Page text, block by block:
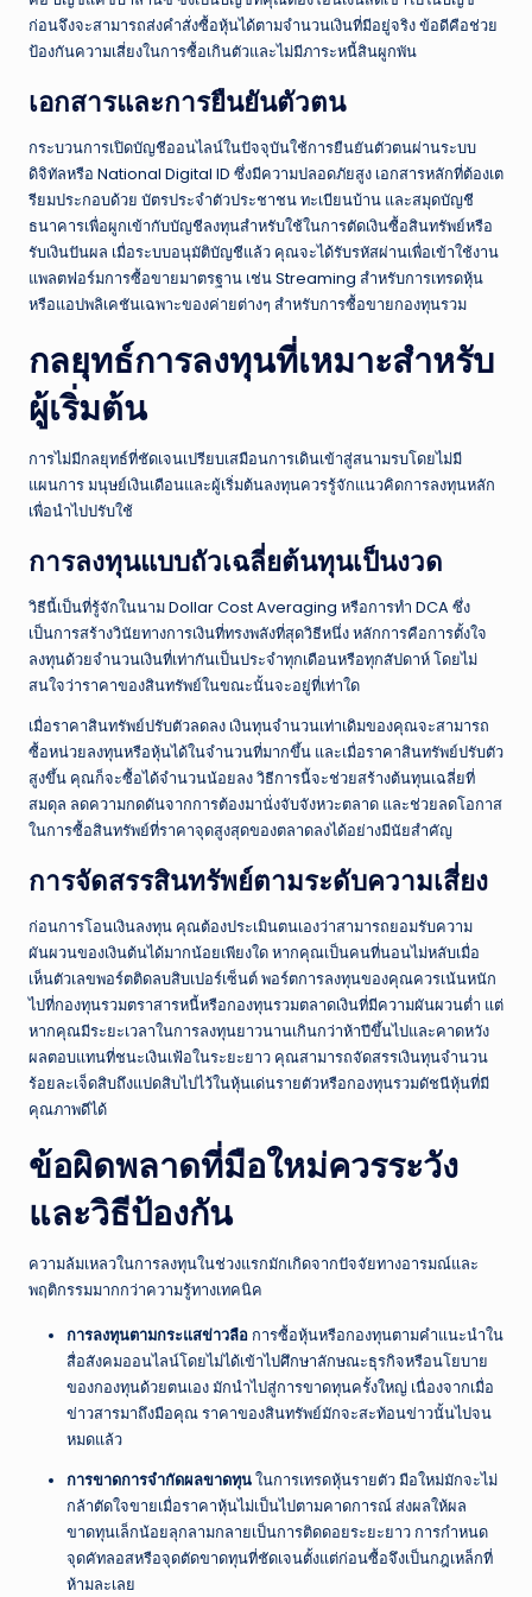
ก่อนจึงจะสามารถส่งคำสั่งซื้อหุ้นได้ตามจำนวนเงินที่มีอยู่จริง ข้อดีคือช่วย
ป้องกันความเสี่ยงในการซื้อเกินตัวและไม่มีภาระหนี้สินผูกพัน
เอกสารและการยืนยันตัวตน
กระบวนการเปิดบัญชีออนไลน์ในปัจจุบันใช้การยืนยันตัวตนผ่านระบบ
ดิจิทัลหรือ National Digital ID ซึ่งมีความปลอดภัยสูง เอกสารหลักที่ต้องเต
รียมประกอบด้วย บัตรประจำตัวประชาชน ทะเบียนบ้าน และสมุดบัญชี
ธนาคารเพื่อผูกเข้ากับบัญชีลงทุนสำหรับใช้ในการตัดเงินซื้อสินทรัพย์หรือ
รับเงินปันผล เมื่อระบบอนุมัติบัญชีแล้ว คุณจะได้รับรหัสผ่านเพื่อเข้าใช้งาน
แพลตฟอร์มการซื้อขายมาตรฐาน เช่น Streaming สำหรับการเทรดหุ้น
หรือแอปพลิเคชันเฉพาะของค่ายต่างๆ สำหรับการซื้อขายกองทุนรวม
กลยุทธ์การลงทุนที่เหมาะสำหรับ
ผู้เริ่มต้น
การไม่มีกลยุทธ์ที่ชัดเจนเปรียบเสมือนการเดินเข้าสู่สนามรบโดยไม่มี
แผนการ มนุษย์เงินเดือนและผู้เริ่มต้นลงทุนควรรู้จักแนวคิดการลงทุนหลัก
เพื่อนำไปปรับใช้
การลงทุนแบบถัวเฉลี่ยต้นทุนเป็นงวด
วิธีนี้เป็นที่รู้จักในนาม Dollar Cost Averaging หรือการทำ DCA ซึ่ง
เป็นการสร้างวินัยทางการเงินที่ทรงพลังที่สุดวิธีหนึ่ง หลักการคือการตั้งใจ
ลงทุนด้วยจำนวนเงินที่เท่ากันเป็นประจำทุกเดือนหรือทุกสัปดาห์ โดยไม่
สนใจว่าราคาของสินทรัพย์ในขณะนั้นจะอยู่ที่เท่าใด
เมื่อราคาสินทรัพย์ปรับตัวลดลง เงินทุนจำนวนเท่าเดิมของคุณจะสามารถ
ซื้อหน่วยลงทุนหรือหุ้นได้ในจำนวนที่มากขึ้น และเมื่อราคาสินทรัพย์ปรับตัว
สูงขึ้น คุณก็จะซื้อได้จำนวนน้อยลง วิธีการนี้จะช่วยสร้างต้นทุนเฉลี่ยที่
สมดุล ลดความกดดันจากการต้องมานั่งจับจังหวะตลาด และช่วยลดโอกาส
ในการซื้อสินทรัพย์ที่ราคาจุดสูงสุดของตลาดลงได้อย่างมีนัยสำคัญ
การจัดสรรสินทรัพย์ตามระดับความเสี่ยง
ก่อนการโอนเงินลงทุน คุณต้องประเมินตนเองว่าสามารถยอมรับความ
ผันผวนของเงินต้นได้มากน้อยเพียงใด หากคุณเป็นคนที่นอนไม่หลับเมื่อ
เห็นตัวเลขพอร์ตติดลบสิบเปอร์เซ็นต์ พอร์ตการลงทุนของคุณควรเน้นหนัก
ไปที่กองทุนรวมตราสารหนี้หรือกองทุนรวมตลาดเงินที่มีความผันผวนต่ำ แต่
หากคุณมีระยะเวลาในการลงทุนยาวนานเกินกว่าห้าปีขึ้นไปและคาดหวัง
ผลตอบแทนที่ชนะเงินเฟ้อในระยะยาว คุณสามารถจัดสรรเงินทุนจำนวน
ร้อยละเจ็ดสิบถึงแปดสิบไปไว้ในหุ้นเด่นรายตัวหรือกองทุนรวมดัชนีหุ้นที่มี
คุณภาพดีได้
ข้อผิดพลาดที่มือใหม่ควรระวัง
และวิธีป้องกัน
ความล้มเหลวในการลงทุนในช่วงแรกมักเกิดจากปัจจัยทางอารมณ์และ
พฤติกรรมมากกว่าความรู้ทางเทคนิค
การลงทุนตามกระแสข่าวลือ การซื้อหุ้นหรือกองทุนตามคำแนะนำใน
สื่อสังคมออนไลน์โดยไม่ได้เข้าไปศึกษาลักษณะธุรกิจหรือนโยบาย
ของกองทุนด้วยตนเอง มักนำไปสู่การขาดทุนครั้งใหญ่ เนื่องจากเมื่อ
ข่าวสารมาถึงมือคุณ ราคาของสินทรัพย์มักจะสะท้อนข่าวนั้นไปจน
หมดแล้ว
การขาดการจำกัดผลขาดทุนในการเทรดหุ้นรายตัว มือใหม่มักจะไม่
กล้าตัดใจขายเมื่อราคาหุ้นไม่เป็นไปตามคาดการณ์ ส่งผลให้ผล
ขาดทุนเล็กน้อยลุกลามกลายเป็นการติดดอยระยะยาว การกำหนด
จุดคัทลอสหรือจุดตัดขาดทุนที่ชัดเจนตั้งแต่ก่อนซื้อจึงเป็นกฎเหล็กที่
ห้ามละเลย